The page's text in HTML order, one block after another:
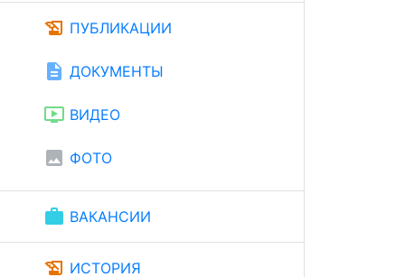
history_edu ПУБЛИКАЦИИ
description ДОКУМЕНТЫ
ondemand_video ВИДЕО
image ФОТО
work ВАКАНСИИ
history_edu ИСТОРИЯ